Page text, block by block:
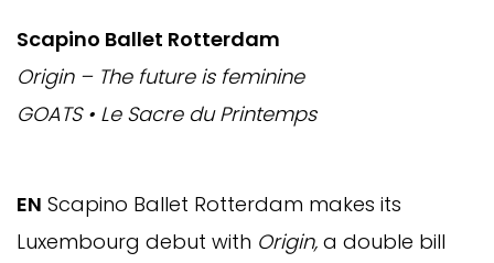
Scapino Ballet Rotterdam
Origin – The future is feminine
GOATS• Le Sacre du Printemps
EN Scapino Ballet Rotterdam makes its
Luxembourg debut with Origin, a double bill